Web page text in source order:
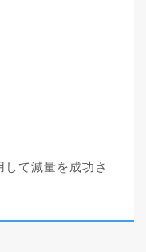
して減量を成功さ